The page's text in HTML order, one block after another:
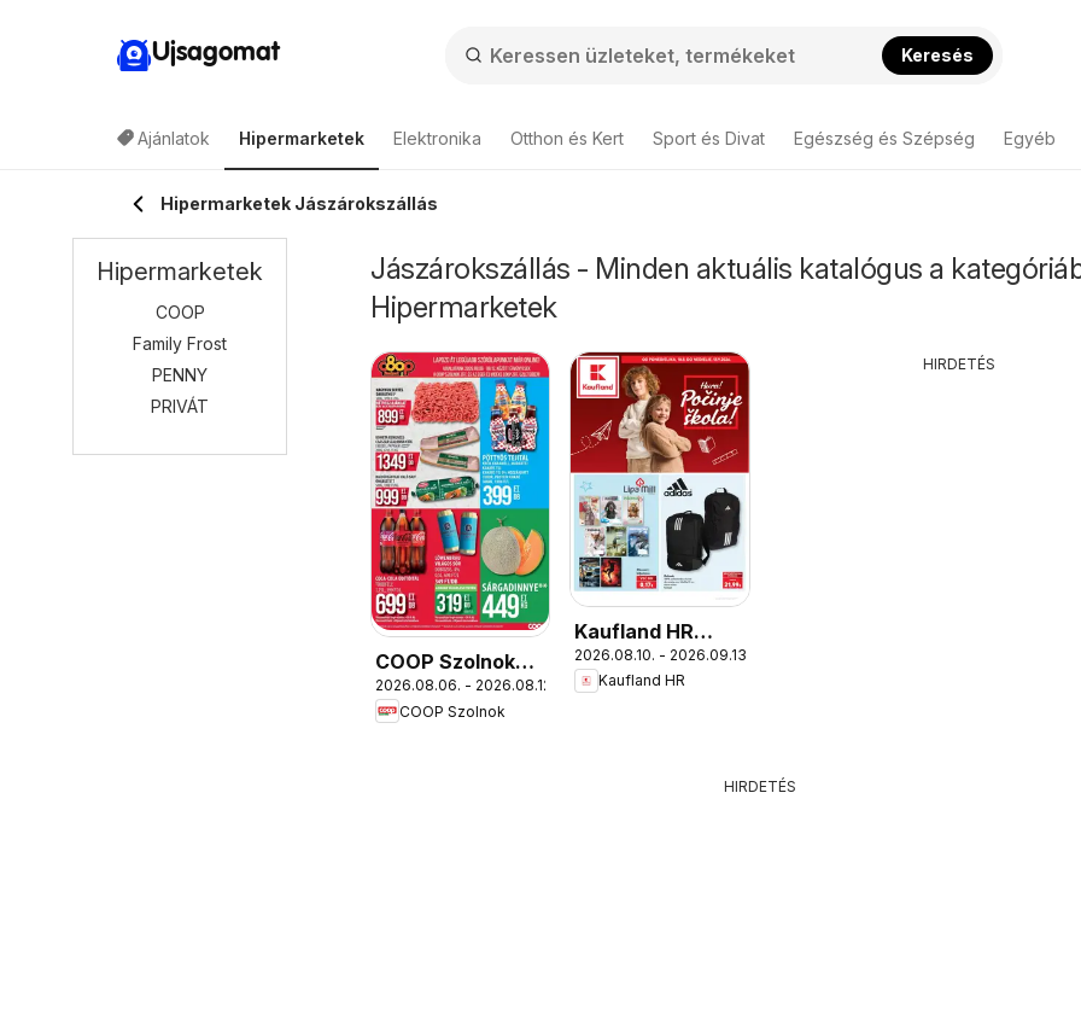
Ujsagomat Keresés
Ajánlatok Hipermarketek Elektronika Otthon és Kert Sport és Divat Egészség és Szépség Egyéb
Hipermarketek Jászárokszállás
Jászárokszállás - Minden aktuális katalógus a
Hipermarketek
COOP Szolnok
akciós újság
Gyöngyös
2026.08.06. - 2026.08.12.
COOP Szolnok
Kaufland HR
akciós újság
2026.08.10. - 2026.09.13.
Kaufland HR
HIRDETÉS
HIRDETÉS
Hipermarketek
COOP
Family Frost
PENNY
PRIVÁT